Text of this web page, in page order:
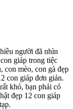
người đã nhìn
giáp trong tiệc
con mèo, con gà đẹp
con giáp đơn giản.
khó, bạn phải có
đẹp 12 con giáp